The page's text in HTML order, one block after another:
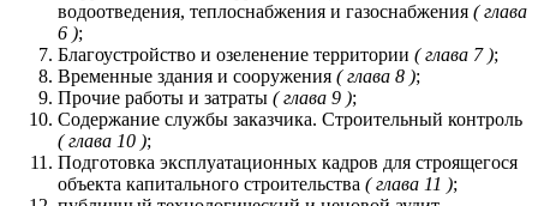
водоотведения, теплоснабжения и газоснабжения ( глава
6 );
Благоустройство и озеленение территории ( глава 7 );
Временные здания и сооружения ( глава 8 );
Прочие работы и затраты ( глава 9 );
Содержание службы заказчика. Строительный контроль
( глава 10 );
Подготовка эксплуатационных кадров для строящегося
объекта капитального строительства ( глава 11 );